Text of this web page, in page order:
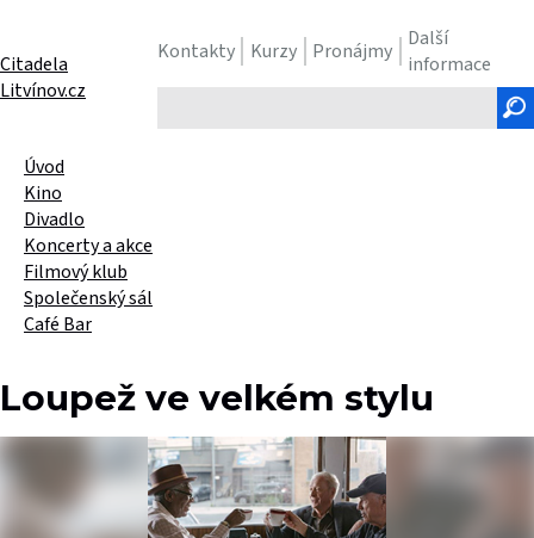
Kontakty Kurzy Pronájmy
Další
informace
text
Citadela
Litvínov.cz
Úvod
Kino
Divadlo
Koncerty a akce
Filmový klub
Společenský sál
Café Bar
Loupež ve velkém stylu